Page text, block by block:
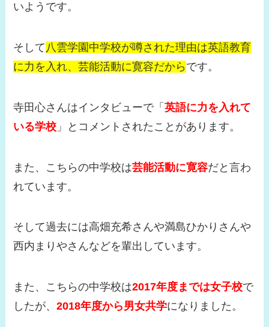
いようです。
そして 八雲学園中学校が噂された理由は英語教育
に力を入れ、芸能活動に寛容だから です。
寺田心さんはインタビューで「英語に力を入れて
いる学校 」とコメントされたことがあります。
また、こちらの中学校は芸能活動に寛容だと言わ
れています。
そして過去には高畑充希さんや満島ひかりさんや
西内まりやさんなどを輩出しています。
また、こちらの中学校は2017年度までは女子校で
したが、2018年度から男女共学になりました。